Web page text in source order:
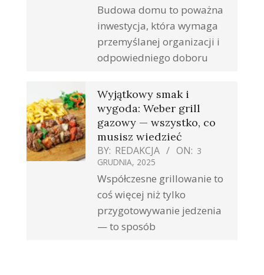
Budowa domu to poważna
inwestycja, która wymaga
przemyślanej organizacji i
odpowiedniego doboru
Wyjątkowy smak i
wygoda: Weber grill
gazowy — wszystko, co
musisz wiedzieć
BY: REDAKCJA ON: 3
GRUDNIA, 2025
Współczesne grillowanie to
coś więcej niż tylko
przygotowywanie jedzenia
— to sposób